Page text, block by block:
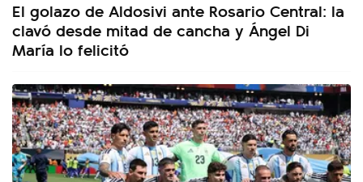
El golazo de Aldosivi ante Rosario Central: la
clavó desde mitad de cancha y Ángel Di
María lo felicitó